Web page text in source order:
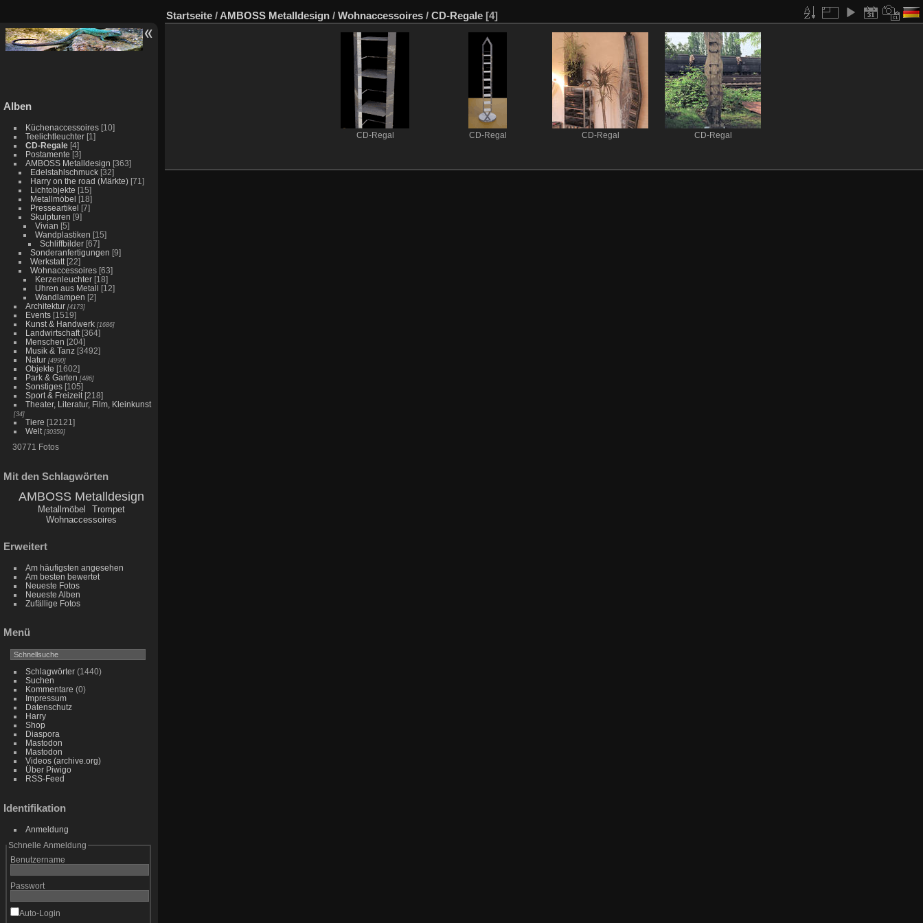
Alben
Küchenaccessoires [10]
Teelichtleuchter [1]
CD-Regale [4]
Postamente [3]
AMBOSS Metalldesign [363]
Edelstahlschmuck [32]
Harry on the road (Märkte) [71]
Lichtobjekte [15]
Metallmöbel [18]
Presseartikel [7]
Skulpturen [9]
Vivian [5]
Wandplastiken [15]
Schliffbilder [67]
Sonderanfertigungen [9]
Werkstatt [22]
Wohnaccessoires [63]
Kerzenleuchter [18]
Uhren aus Metall [12]
Wandlampen [2]
Architektur [4173]
Events [1519]
Kunst & Handwerk [1686]
Landwirtschaft [364]
Menschen [204]
Musik & Tanz [3492]
Natur [4990]
Objekte [1602]
Park & Garten [486]
Sonstiges [105]
Sport & Freizeit [218]
Theater, Literatur, Film, Kleinkunst
[34]
Tiere [12121]
Welt [30359]
30771 Fotos
Mit den Schlagwörten
AMBOSS Metalldesign
Metallmöbel
Trompet
Wohnaccessoires
Erweitert
Am häufigsten angesehen
Am besten bewertet
Neueste Fotos
Neueste Alben
Zufällige Fotos
Menü
Schlagwörter(1440)
Suchen
Kommentare (0)
Impressum
Datenschutz
Harry
Shop
Diaspora
Mastodon
Mastodon
Videos (archive.org)
Über Piwigo
RSS-Feed
Identifikation
Anmeldung
Schnelle Anmeldung
Benutzername
Passwort
Auto-Login
Startseite / AMBOSS Metalldesign / Wohnaccessoires / CD-Regale [4]
CD-Regal CD-Regal CD-Regal CD-Regal